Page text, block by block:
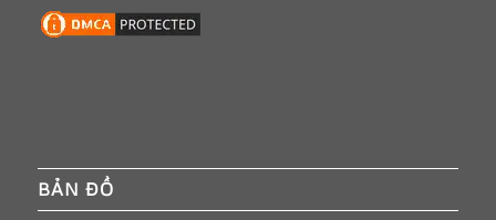
BẢN ĐỒ